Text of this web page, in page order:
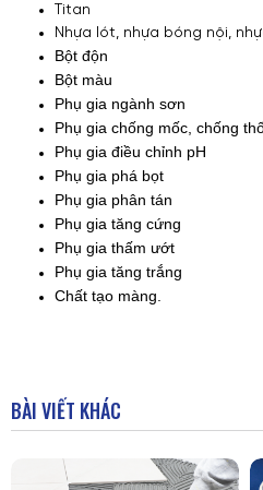
Titan
Nhựa lót, nhựa bóng nội,
Bột độn
Bột màu
Phụ gia ngành sơn
Phụ gia chống mốc, chống
Phụ gia điều chỉnh pH
Phụ gia phá bọt
Phụ gia phân tán
Phụ gia tăng cứng
Phụ gia thấm ướt
Phụ gia tăng trắng
Chất tạo màng.
BÀI VIẾT KHÁC